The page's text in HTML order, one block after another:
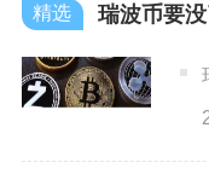
瑞波币要